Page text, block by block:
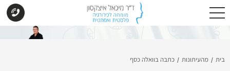
בית / מהעיתונות / כתבה בוואלה כסף